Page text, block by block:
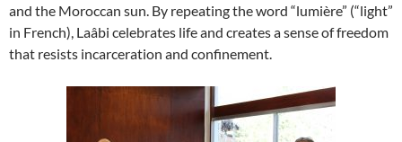
and the Moroccan sun. By repeating the word “lumière” (“light”
in French), Laâbi celebrates life and creates a sense of freedom
that resists incarceration and confinement.